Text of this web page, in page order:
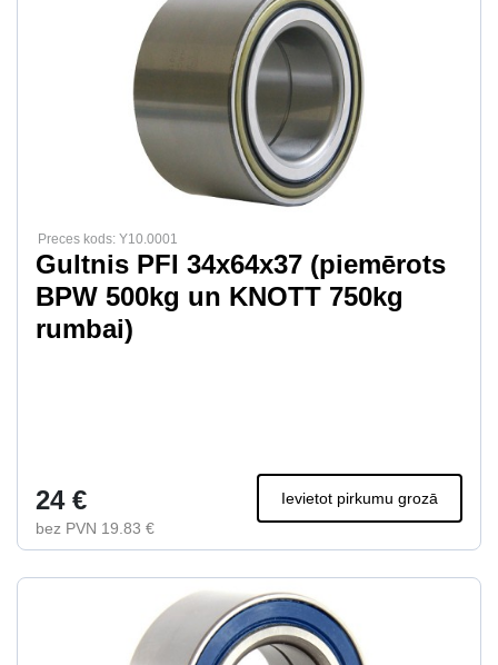
Preces kods: Y10.0001
Gultnis PFI 34x64x37 (piemērots
BPW 500kg un KNOTT 750kg
rumbai)
24 €
bez PVN 19.83 €
Ievietot pirkumu grozā